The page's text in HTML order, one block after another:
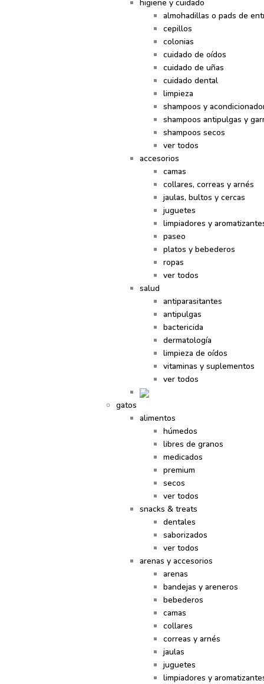
higiene y cuidado
almohadillas o pads de
cepillos
colonias
cuidado de oídos
cuidado de uñas
cuidado dental
limpieza
shampoos y
shampoos antipulgas y
shampoos secos
ver todos
accesorios
camas
collares, correas y arnés
jaulas, bultos y cercas
juguetes
limpiadores y
paseo
platos y bebederos
ropas
ver todos
salud
antiparasitantes
antipulgas
bactericida
dermatología
limpieza de oídos
vitaminas y suplementos
ver todos
gatos
alimentos
húmedos
libres de granos
medicados
premium
secos
ver todos
snacks & treats
dentales
saborizados
ver todos
arenas y accesorios
arenas
bandejas y areneros
bebederos
camas
collares
correas y arnés
jaulas
juguetes
limpiadores y